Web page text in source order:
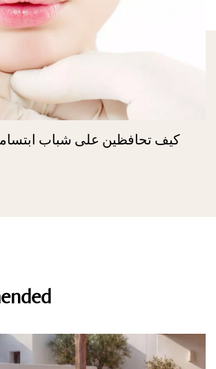
كيف تحافظين على شباب